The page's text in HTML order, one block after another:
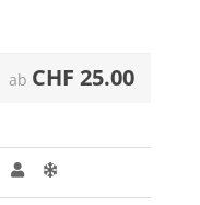
ab CHF 25.00